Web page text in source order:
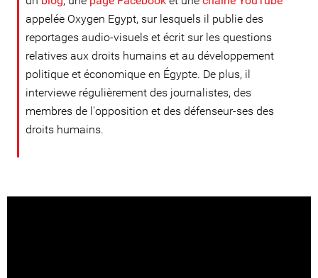
appelée Oxygen Egypt, sur lesquels il publie des
reportages audio-visuels et écrit sur les questions
relatives aux droits humains et au développement
politique et économique en Égypte. De plus, il
interviewe régulièrement des journalistes, des
membres de l'opposition et des défenseur-ses des
droits humains.